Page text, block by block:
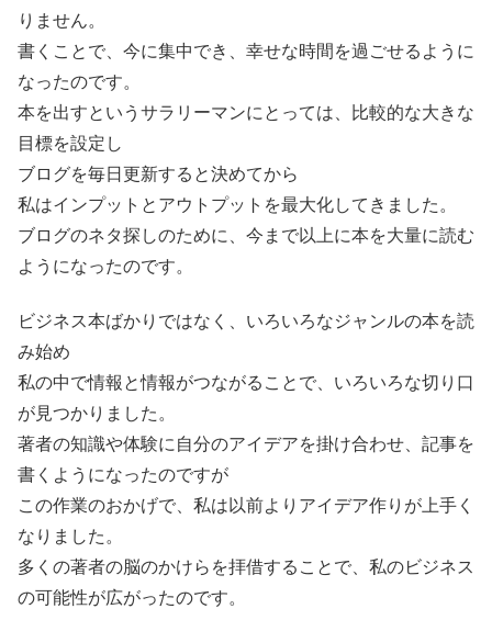
りません。
書くことで、今に集中でき、幸せな時間を過ごせるように
なったのです。
本を出すというサラリーマンにとっては、比較的な大きな
目標を設定し
ブログを毎日更新すると決めてから
私はインプットとアウトプットを最大化してきました。
ブログのネタ探しのために、今まで以上に本を大量に読む
ようになったのです。
ビジネス本ばかりではなく、いろいろなジャンルの本を読
み始め
私の中で情報と情報がつながることで、いろいろな切り口
が見つかりました。
著者の知識や体験に自分のアイデアを掛け合わせ、記事を
書くようになったのですが
この作業のおかげで、私は以前よりアイデア作りが上手く
なりました。
多くの著者の脳のかけらを拝借することで、私のビジネス
の可能性が広がったのです。